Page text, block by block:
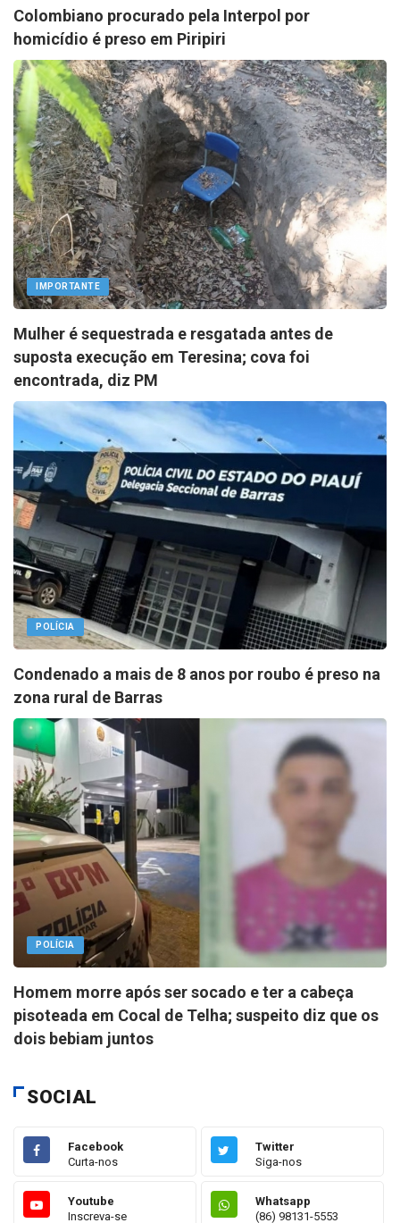
Colombiano procurado pela Interpol por
homicídio é preso em Piripiri
IMPORTANTE
Mulher é sequestrada e resgatada antes de
suposta execução em Teresina; cova foi
encontrada, diz PM
POLÍCIA
Condenado a mais de 8 anos por roubo é preso na
zona rural de Barras
POLÍCIA
Homem morre após ser socado e ter a cabeça
pisoteada em Cocal de Telha; suspeito diz que os
dois bebiam juntos
SOCIAL
Facebook
Curta-nos
Twitter
Siga-nos
Youtube
Inscreva-se
Whatsapp
(86) 98131-5553